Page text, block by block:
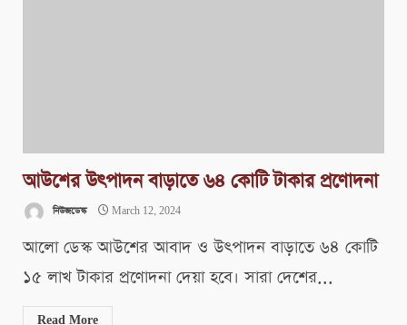
আউশের উৎপাদন বাড়াতে ৬৪ কোটি টাকার প্রণোদনা
নিউজডেস্ক March 12, 2024
আলো ডেস্ক আউশের আবাদ ও উৎপাদন বাড়াতে ৬৪ কোটি
১৫ লাখ টাকার প্রণোদনা দেয়া হবে। সারা দেশের...
Read More